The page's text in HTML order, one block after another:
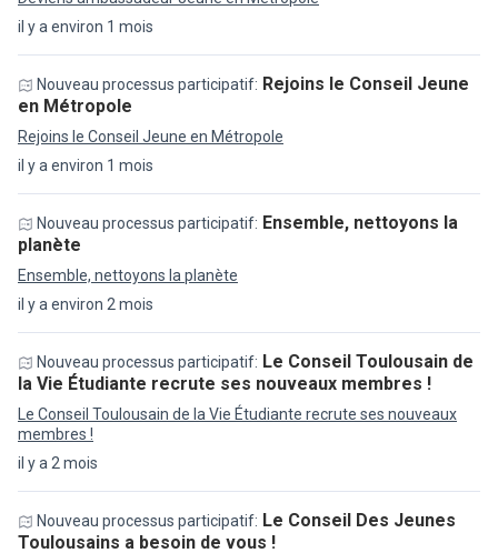
il y a environ 1 mois
il y a environ 1 mois
Nouveau processus participatif: Rejoins le Conseil Jeune
en Métropole
Rejoins le Conseil Jeune en Métropole
il y a environ 2 mois
Nouveau processus participatif: Ensemble, nettoyons la
planète
Ensemble, nettoyons la planète
il y a 2 mois
Nouveau processus participatif: Le Conseil Toulousain de
la Vie Étudiante recrute ses nouveaux membres !
Le Conseil Toulousain de la Vie Étudiante recrute ses nouveaux
membres !
Nouveau processus participatif: Le Conseil Des Jeunes
Toulousains a besoin de vous !